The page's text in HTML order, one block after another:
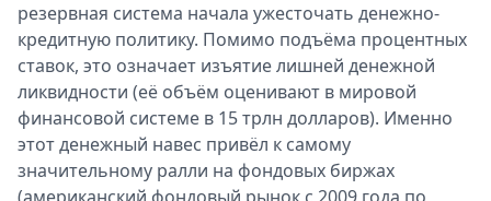
резервная система начала ужесточать денежно-
кредитную политику. Помимо подъёма процентных
ставок, это означает изъятие лишней денежной
ликвидности (её объём оценивают в мировой
финансовой системе в 15 трлн долларов). Именно
этот денежный навес привёл к самому
значительному ралли на фондовых биржах